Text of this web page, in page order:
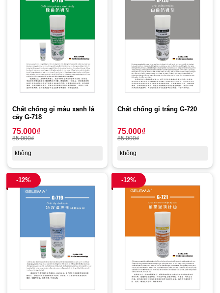
Chất chống gỉ màu xanh lá
cây G-718
75.000₫
85.000₫
không
Chất chống gỉ trắng G-720
75.000₫
85.000₫
không
-12% -12%